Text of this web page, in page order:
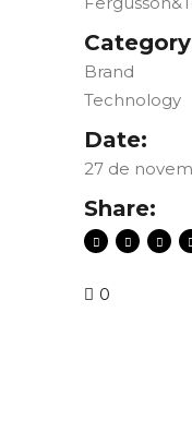
Brand
Technology
Date:
27 de
Share:
0